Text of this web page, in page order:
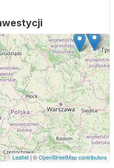
Leaflet | ©OpenStreetMap contributors